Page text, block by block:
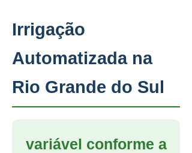
Irrigação
Automatizada na
Rio Grande do Sul
variável conforme a